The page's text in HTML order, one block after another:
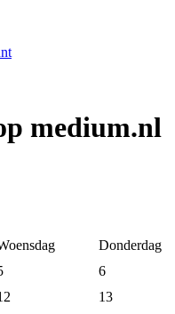
medium.nl
Donderdag
6
13